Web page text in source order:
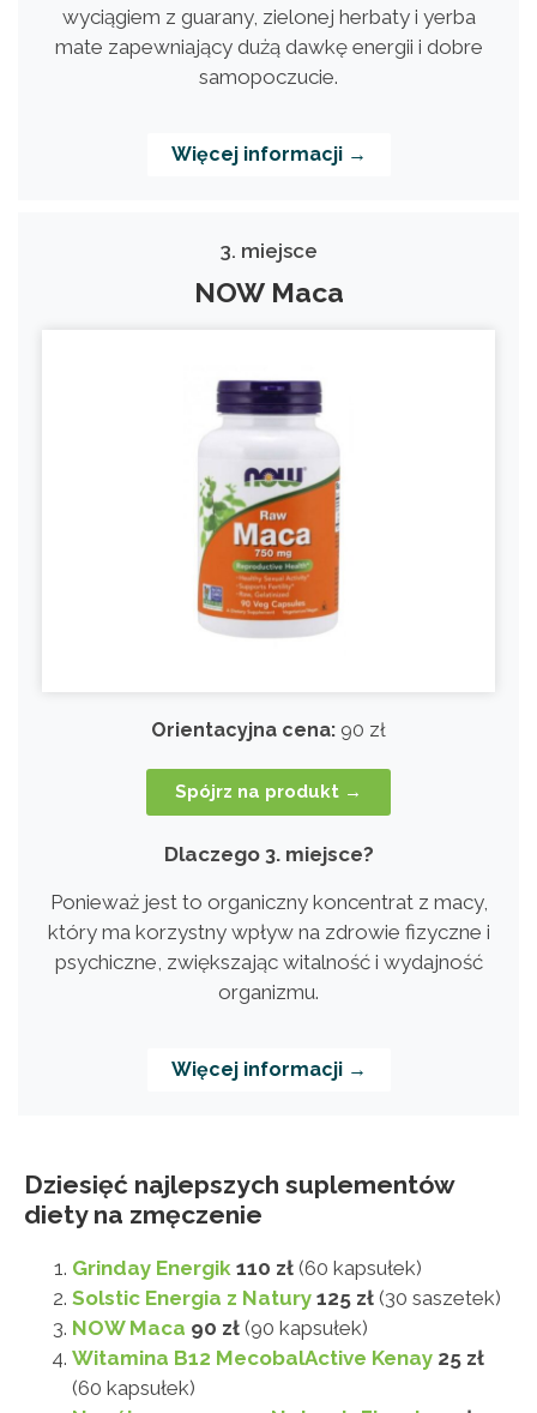
wyciągiem z guarany, zielonej herbaty i yerba
mate zapewniający dużą dawkę energii i dobre
samopoczucie.
Więcej informacji →
3. miejsce
NOW Maca
Orientacyjna cena: 90 zł
Spójrz na produkt →
Dlaczego 3. miejsce?
Ponieważ jest to organiczny koncentrat z macy,
który ma korzystny wpływ na zdrowie fizyczne i
psychiczne, zwiększając witalność i wydajność
organizmu.
Więcej informacji →
Dziesięć najlepszych suplementów
diety na zmęczenie
Grinday Energik 110 zł (60 kapsułek)
Solstic Energia z Natury 125 zł (30 saszetek)
NOW Maca 90 zł (90 kapsułek)
Witamina B12 MecobalActive Kenay 25 zł
(60 kapsułek)